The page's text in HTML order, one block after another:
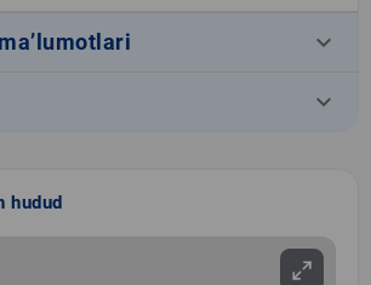
keyboard_arrow_down
keyboard_arrow_down
hudud